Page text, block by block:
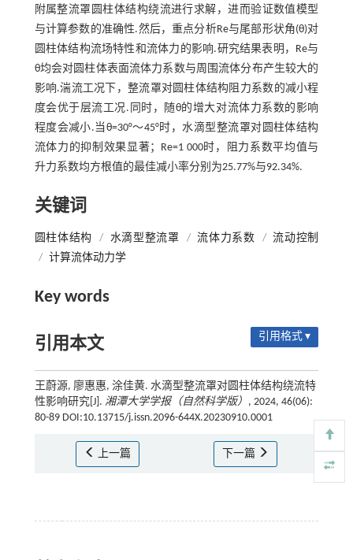
附属整流罩圆柱体结构绕流进行求解，进而验证数值模型
与计算参数的准确性.然后，重点分析Re与尾部形状角(θ)对
圆柱体结构流场特性和流体力的影响.研究结果表明，Re与
θ均会对圆柱体表面流体力系数与周围流体分布产生较大的
影响.湍流工况下，整流罩对圆柱体结构阻力系数的减小程
度会优于层流工况.同时，随θ的增大对流体力系数的影响
程度会减小.当θ=30°～45°时，水滴型整流罩对圆柱体结构
流体力的抑制效果显著；Re=1 000时，阻力系数平均值与
升力系数均方根值的最佳减小率分别为25.77%与92.34%.
关键词
圆柱体结构 / 水滴型整流罩 / 流体力系数 / 流动控制
/ 计算流体动力学
Key words
引用本文 引用格式 ▾
王蔚源, 廖惠惠, 涂佳黄. 水滴型整流罩对圆柱体结构绕流特
性影响研究[J]. 湘潭大学学报（自然科学版） , 2024, 46(06):
80-89 DOI:10.13715/j.issn.2096-644X.20230910.0001
上一篇 下一篇